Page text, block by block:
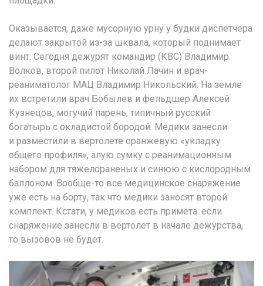
Оказывается, даже мусорную урну у будки диспетчера
делают закрытой из-за шквала, который поднимает
винт. Сегодня дежурят командир (КВС) Владимир
Волков, второй пилот Николай Лачин и врач-
реаниматолог МАЦ Владимир Никольский. На земле
их встретили врач Бобылев и фельдшер Алексей
Кузнецов, могучий парень, типичный русский
богатырь с окладистой бородой. Медики занесли
и разместили в вертолете оранжевую «укладку
общего профиля», алую сумку с реанимационным
набором для тяжелораненых и синюю с кислородным
баллоном. Вообще-то все медицинское снаряжение
уже есть на борту, так что медики заносят второй
комплект. Кстати, у медиков есть примета: если
снаряжение занесли в вертолет в начале дежурства,
то вызовов не будет.